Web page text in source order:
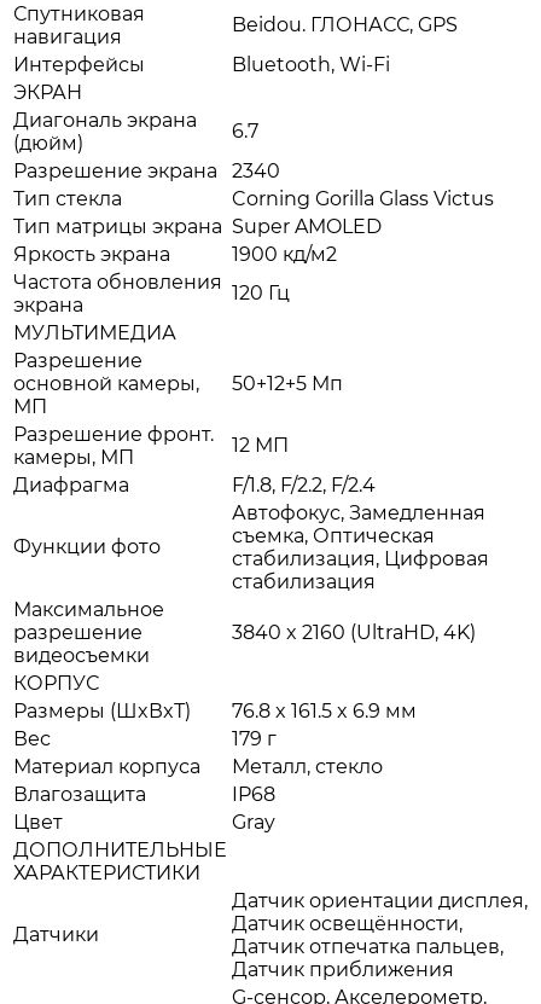
Спутниковая
навигация
Beidou. ГЛОНАСС, GPS
Интерфейсы
Bluetooth, Wi-Fi
ЭКРАН
Диагональ экрана
(дюйм)
6.7
Разрешение экрана
2340
Тип стекла
Corning Gorilla Glass Victus
Тип матрицы экрана Super AMOLED
Яркость экрана
1900 кд/м2
Частота обновления
экрана
120 Гц
МУЛЬТИМЕДИА
Разрешение
основной камеры,
МП
50+12+5 Мп
Разрешение фронт.
камеры, МП
12 МП
Диафрагма
F/1.8, F/2.2, F/2.4
Функции фото
Автофокус, Замедленная
съемка, Оптическая
стабилизация, Цифровая
стабилизация
Максимальное
разрешение
видеосъемки
3840 x 2160 (UltraHD, 4K)
КОРПУС
Размеры (ШxВxТ)
76.8 x 161.5 x 6.9 мм
Вес
179 г
Материал корпуса
Металл, стекло
Влагозащита
IP68
Цвет
Gray
ДОПОЛНИТЕЛЬНЫЕ
ХАРАКТЕРИСТИКИ
Датчики
Датчик ориентации дисплея,
Датчик освещённости,
Датчик отпечатка пальцев,
Датчик приближения
G-сенсор, Акселерометр,